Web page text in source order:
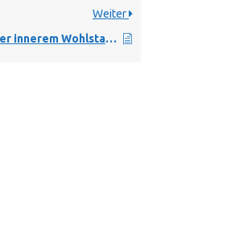
Weiter
Was verstehe ich unter innerem Wohlstand und warum ist das mein wichtigster Wert ?